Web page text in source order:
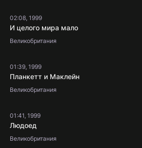
02:08, 1999
И целого мира мало
Великобритания
01:39, 1999
Планкетт и Маклейн
Великобритания
01:41, 1999
Людоед
Великобритания